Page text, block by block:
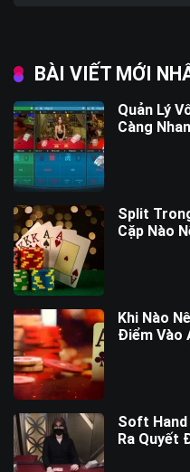
BÀI VIẾT MỚI
Quản Lý
Càng
Split
Cặp Nào
Khi Nào
Điểm Vào
Soft Hand
Ra Quyết